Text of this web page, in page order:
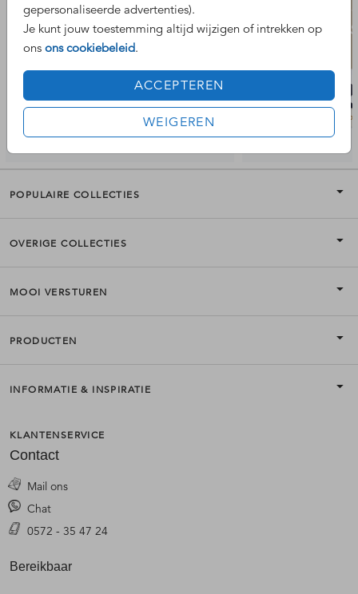
gepersonaliseerde advertenties).
Je kunt jouw toestemming altijd wijzigen of intrekken op
ons ons cookiebeleid.
ACCEPTEREN
WEIGEREN
Pas de kaart geheel naar eigen wens aan in de editor. Kom
je er niet uit? We helpen je graag!
POPULAIRE COLLECTIES
OVERIGE COLLECTIES
MOOI VERSTUREN
PRODUCTEN
INFORMATIE & INSPIRATIE
KLANTENSERVICE
Contact
Mail ons
Chat
0572 - 35 47 24
Bereikbaar